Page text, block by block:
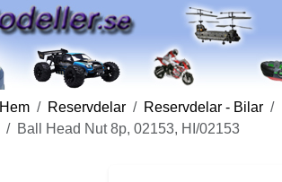
Hem Reservdelar Reservdelar - Bilar
Ball Head Nut 8p, 02153, HI/02153